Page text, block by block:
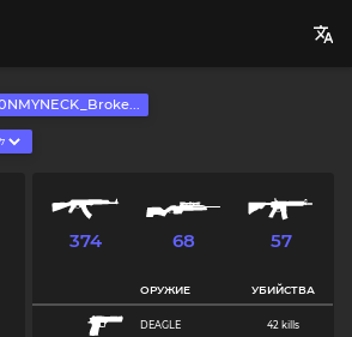
374 68 57
ОРУЖИЕ УБИЙСТВА
DEAGLE 42 kills